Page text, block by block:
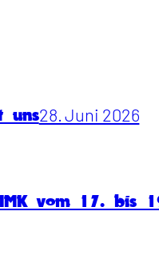
uns28. Juni 2026
vom 17. bis